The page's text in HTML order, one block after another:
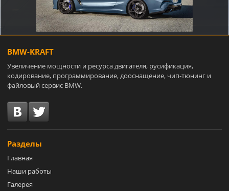
BMW-KRAFT
Увеличение мощности и ресурса двигателя, русификация,
кодирование, программирование, дооснащение, чип-тюнинг и
файловый сервис BMW.
Разделы
Главная
Наши работы
Галерея